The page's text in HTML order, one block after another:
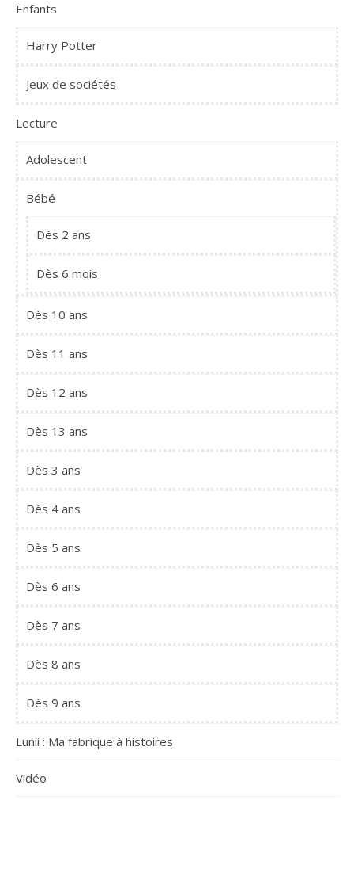
Enfants
Harry Potter
Jeux de sociétés
Lecture
Adolescent
Bébé
Dès 2 ans
Dès 6 mois
Dès 10 ans
Dès 11 ans
Dès 12 ans
Dès 13 ans
Dès 3 ans
Dès 4 ans
Dès 5 ans
Dès 6 ans
Dès 7 ans
Dès 8 ans
Dès 9 ans
Lunii : Ma fabrique à histoires
Vidéo